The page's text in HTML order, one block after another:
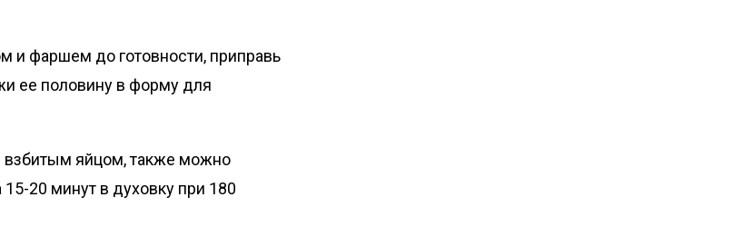
и фаршем до готовности, приправь
ее половину в форму для
взбитым яйцом, также можно
20 минут в духовку при 180